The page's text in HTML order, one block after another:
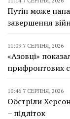
Путін може
завершення
11:09 7 СЕРПНЯ, 2026
«Азовці»
прифронтових
10:46 7 СЕРПНЯ, 2026
Обстріли
– підліток